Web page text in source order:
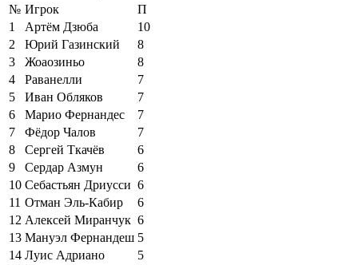
№ Игрок
П
1
Артём Дзюба
10
2
Юрий Газинский
8
3
Жоаозиньо
8
4
Раванелли
7
5
Иван Обляков
7
6
Марио Фернандес
7
7
Фёдор Чалов
7
8
Сергей Ткачёв
6
9
Сердар Азмун
6
10 Себастьян Дриусси 6
11 Отман Эль-Кабир
6
12 Алексей Миранчук 6
13 Мануэл Фернандеш 5
14 Луис Адриано
5